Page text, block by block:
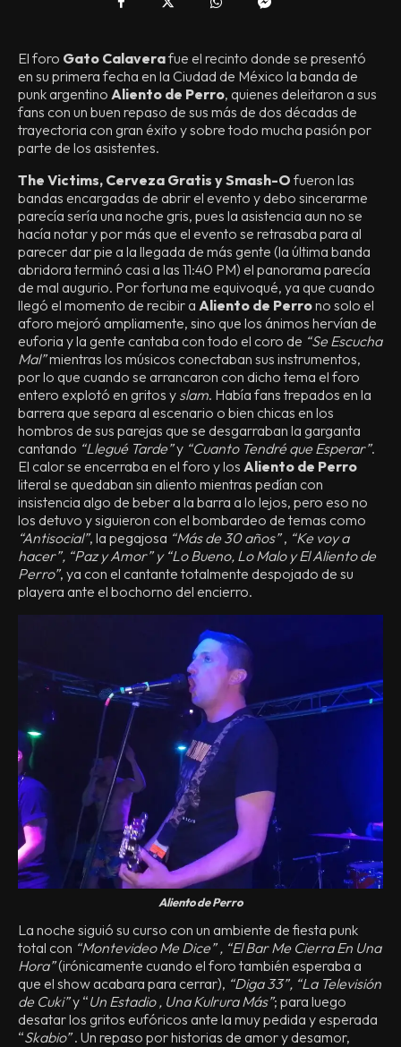
El foro Gato Calaverafue el recinto donde se presentó
en su primera fecha en la Ciudad de México la banda de
punk argentino Aliento de Perro, quienes deleitaron a sus
fans con un buen repaso de sus más de dos décadas de
trayectoria con gran éxito y sobre todo mucha pasión por
parte de los asistentes.
The Victims, Cerveza Gratis y Smash-O fueron las
bandas encargadas de abrir el evento y debo sincerarme
parecía sería una noche gris, pues la asistencia aun no se
hacía notar y por más que el evento se retrasaba para al
parecer dar pie a la llegada de más gente (la última banda
abridora terminó casi a las 11:40 PM) el panorama parecía
de mal augurio. Por fortuna me equivoqué, ya que cuando
llegó el momento de recibir a Aliento de Perrono solo el
aforo mejoró ampliamente, sino que los ánimos hervían de
euforia y la gente cantaba con todo el coro de “Se Escucha
Mal”mientras los músicos conectaban sus instrumentos,
por lo que cuando se arrancaron con dicho tema el foro
entero explotó en gritos y slam. Había fans trepados en la
barrera que separa al escenario o bien chicas en los
hombros de sus parejas que se desgarraban la garganta
cantando “Llegué Tarde”y “Cuanto Tendré que Esperar”.
El calor se encerraba en el foro y los Aliento de Perro
literal se quedaban sin aliento mientras pedían con
insistencia algo de beber a la barra a lo lejos, pero eso no
los detuvo y siguieron con el bombardeo de temas como
“Antisocial”, la pegajosa “Más de 30 años”, “Ke voy a
hacer”, “Paz y Amor” y “Lo Bueno, Lo Malo y El Aliento de
Perro”, ya con el cantante totalmente despojado de su
playera ante el bochorno del encierro.
Aliento de Perro
La noche siguió su curso con un ambiente de fiesta punk
total con “Montevideo Me Dice” , “El Bar Me Cierra En Una
Hora”(irónicamente cuando el foro también esperaba a
que el show acabara para cerrar), “Diga 33”, “La Televisión
de Cuki”y “Un Estadio , Una Kulrura Más”; para luego
desatar los gritos eufóricos ante la muy pedida y esperada
“Skabio”. Un repaso por historias de amor y desamor,